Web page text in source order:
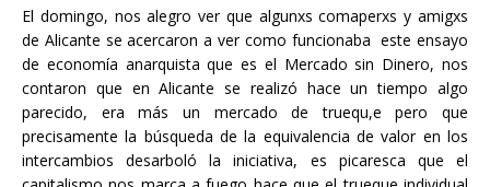
El domingo, nos alegro ver que algunxs comaperxs y amigxs
de Alicante se acercaron a ver como funcionaba este ensayo
de economía anarquista que es el Mercado sin Dinero, nos
contaron que en Alicante se realizó hace un tiempo algo
parecido, era más un mercado de truequ,e pero que
precisamente la búsqueda de la equivalencia de valor en los
intercambios desarboló la iniciativa, es picaresca que el